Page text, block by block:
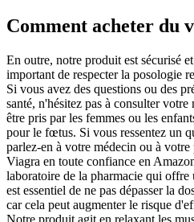
Comment acheter du
En outre, notre produit est sécurisé
important de respecter la posologie
Si vous avez des questions ou des
santé, n'hésitez pas à consulter
être pris par les femmes ou les
pour le fœtus. Si vous ressentez un
parlez-en à votre médecin ou à
Viagra en toute confiance en
laboratoire de la pharmacie qui offre
est essentiel de ne pas dépasser la
car cela peut augmenter le risque
Notre produit agit en relaxant les